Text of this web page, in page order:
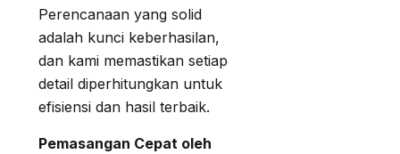
Perencanaan yang solid
adalah kunci keberhasilan,
dan kami memastikan setiap
detail diperhitungkan untuk
efisiensi dan hasil terbaik.
Pemasangan Cepat oleh